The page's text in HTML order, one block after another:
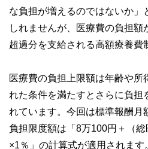
な負担が増えるのではないか」
しれませんが、医療費の負担額
超過分を支給される高額療養費
医療費の負担上限額は年齢や所
れた条件を満たすとさらに負担
れています。今回は標準報酬月
負担限度額は「8万100円＋（総
×1％」の計算式が適用されます